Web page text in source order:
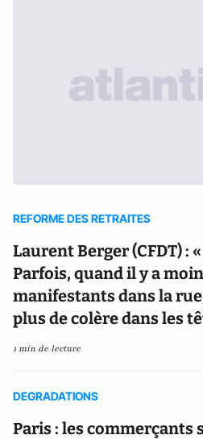
REFORME DES RETRAITES
Laurent Berger (CFDT) : «
Parfois, quand il y a
manifestants dans la
plus de colère dans les
1 min de lecture
DEGRADATIONS
Paris : les commerçants